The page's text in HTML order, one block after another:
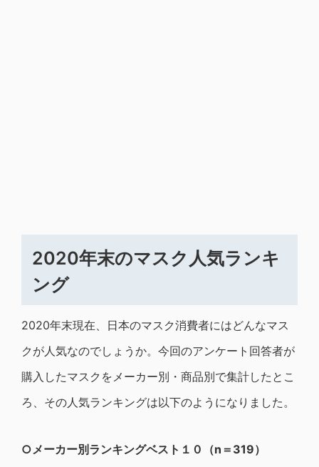
2020年末のマスク人気ランキ
ング
2020年末現在、日本のマスク消費者にはどんなマス
クが人気なのでしょうか。今回のアンケート回答者が
購入したマスクをメーカー別・商品別で集計したとこ
ろ、その人気ランキングは以下のようになりました。
○メーカー別ランキングベスト１０（n＝319）